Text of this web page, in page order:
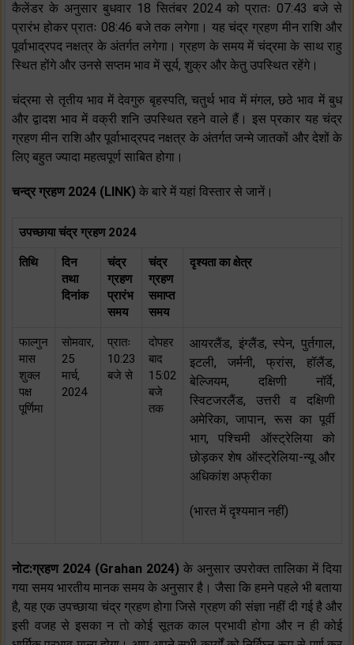
कैलेंडर के अनुसार बुधवार 18 सितंबर 2024 को प्रातः 07:43 बजे से
प्रारंभ होकर प्रातः 08:46 बजे तक लगेगा। यह चंद्र ग्रहण मीन राशि और
पूर्वाभाद्रपद नक्षत्र के अंतर्गत लगेगा। ग्रहण के समय में चंद्रमा के साथ राहु
स्थित होंगे और उनसे सप्तम भाव में सूर्य, शुक्र और केतु उपस्थित रहेंगे।
चंद्रमा से तृतीय भाव में देवगुरु बृहस्पति, चतुर्थ भाव में मंगल, छठे भाव में बुध
और द्वादश भाव में वक्री शनि उपस्थित रहने वाले हैं। इस प्रकार यह चंद्र
ग्रहण मीन राशि और पूर्वाभाद्रपद नक्षत्र के अंतर्गत जन्मे जातकों और देशों के
लिए बहुत ज्यादा महत्वपूर्ण साबित होगा।
चन्द्र ग्रहण 2024 (LINK) के बारे में यहां विस्तार से जानें।
उपच्छाया चंद्र ग्रहण 2024
तिथि
दिन
तथा
दिनांक
चंद्र
ग्रहण
प्रारंभ
समय
चंद्र
ग्रहण
समाप्त
समय
दृश्यता का क्षेत्र
फाल्गुन
मास
शुक्ल
पक्ष
पूर्णिमा
सोमवार,
25
मार्च,
2024
प्रातः
10:23
बजे से
दोपहर
बाद
15:02
बजे
तक
आयरलैंड, इंग्लैंड, स्पेन, पुर्तगाल,
इटली, जर्मनी, फ्रांस, हॉलैंड,
बेल्जियम, दक्षिणी नॉर्वे,
स्विटजरलैंड, उत्तरी व दक्षिणी
अमेरिका, जापान, रूस का पूर्वी
भाग, पश्चिमी ऑस्ट्रेलिया को
छोड़कर शेष ऑस्ट्रेलिया-न्यू और
अधिकांश अफ्रीका
(भारत में दृश्यमान नहीं)
नोट:ग्रहण 2024 (Grahan 2024) के अनुसार उपरोक्त तालिका में दिया
गया समय भारतीय मानक समय के अनुसार है। जैसा कि हमने पहले भी बताया
है, यह एक उपच्छाया चंद्र ग्रहण होगा जिसे ग्रहण की संज्ञा नहीं दी गई है और
इसी वजह से इसका न तो कोई सूतक काल प्रभावी होगा और न ही कोई